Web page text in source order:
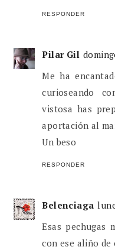
RESPONDER
Pilar Gil
Me ha
curioseando
vistosa has
aportación al
Un beso
RESPONDER
Belenciaga
Esas pechugas
con ese aliño de